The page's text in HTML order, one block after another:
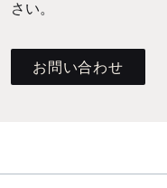
さい。
お問い合わせ